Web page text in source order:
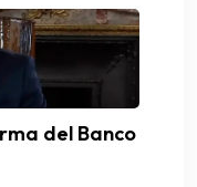
del Banco